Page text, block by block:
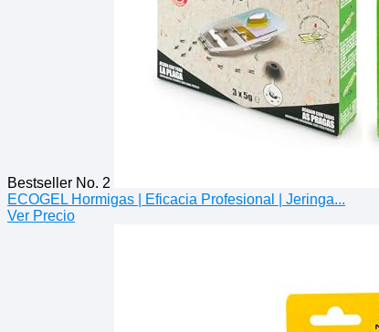
Bestseller No. 2
ECOGEL Hormigas | Eficacia Profesional | Jeringa...
Ver Precio